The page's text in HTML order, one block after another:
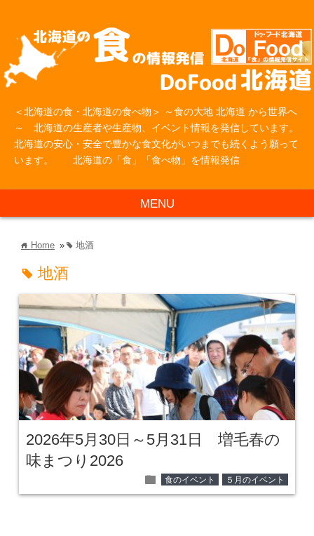
＜北海道の食・北海道の食べ物＞ ～食の大地 北海道 から世界へ
～ 北海道の生産者や生産物、イベント情報を発信しています。
北海道の安心・安全で豊かな食文化がいつまでも続くよう願って
います。 北海道の「食」「食べ物」を情報発信
MENU
home Home » tag 地酒
tag 地酒
2026年5月30日～5月31日 増毛春の
味まつり2026
folder 食のイベント ５月のイベント